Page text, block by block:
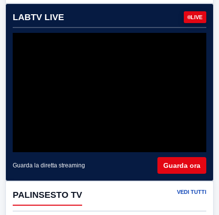
LABTV LIVE LIVE
Guarda la diretta streaming Guarda ora
PALINSESTO TV VEDI TUTTI